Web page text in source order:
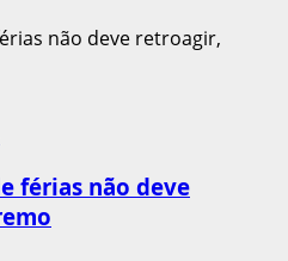
férias não deve